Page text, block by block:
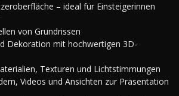
– ideal für Einsteigerinnen
von Grundrissen
Dekoration mit hochwertigen 3D-
Texturen und Lichtstimmungen
Videos und Ansichten zur Präsentation